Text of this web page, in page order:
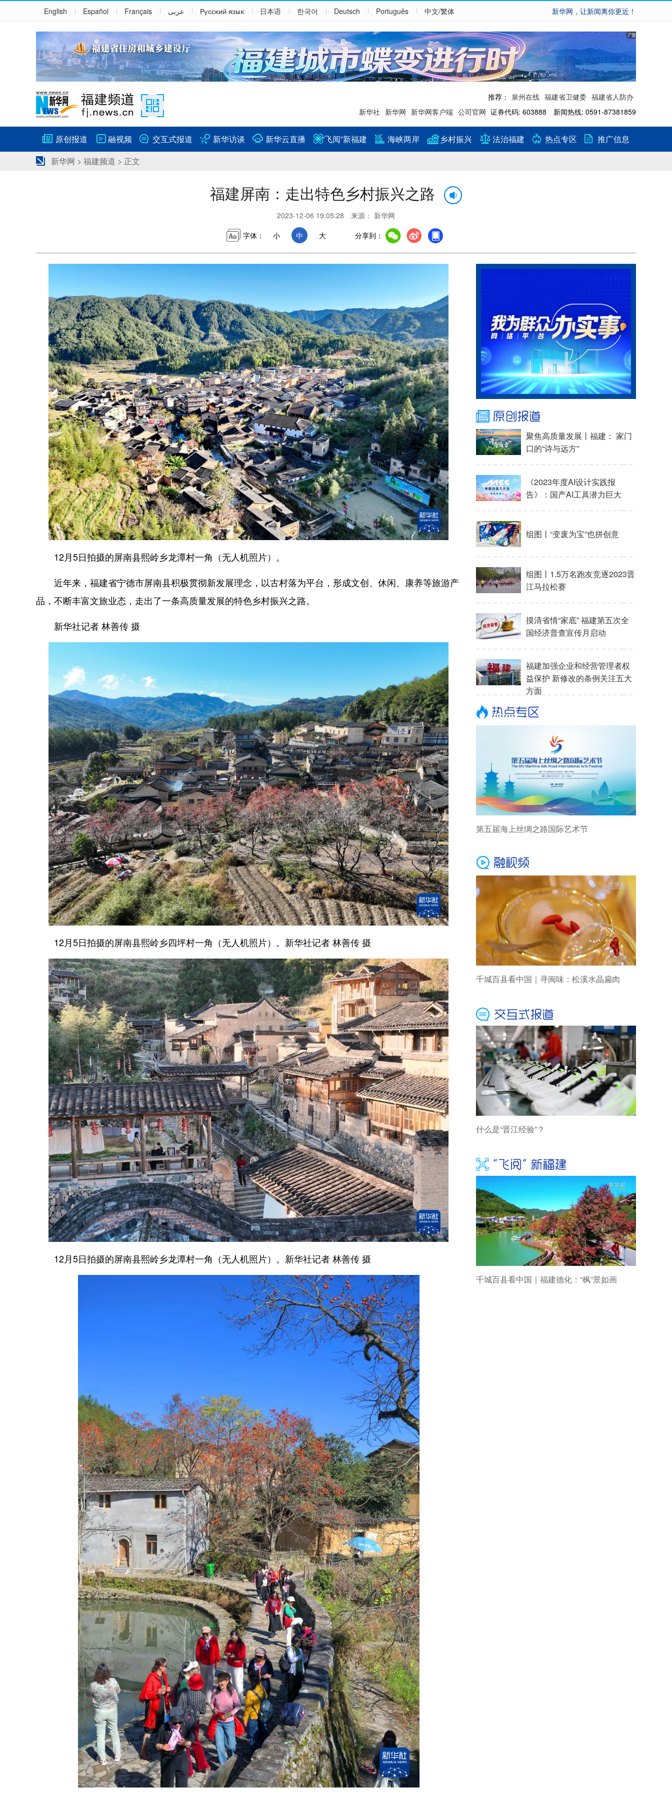
English Español Français عربى Русский язык 日本语 한국어 Deutsch Português 中文/繁体 新华网，让新闻离你更近！
推荐： 泉州在线 福建省卫健委 福建省人防办
新华社 新华网 新华网客户端 公司官网 证券代码: 603888 新闻热线: 0591-87381859
原创报道 融视频 交互式报道 新华访谈 新华云直播 “飞阅”新福建 海峡两岸 乡村振兴 法治福建 热点专区
推广信息
新华网 > 福建频道 > 正文
福建屏南：走出特色乡村振兴之路
2023-12-06 19:05:28 来源： 新华网
字体：
小 中 大 分享到：
12月5日拍摄的屏南县熙岭乡龙潭村一角（无人机照片）。
近年来，福建省宁德市屏南县积极贯彻新发展理念，以古村落为平台，形成文创、休闲、康养等旅游产
品，不断丰富文旅业态，走出了一条高质量发展的特色乡村振兴之路。
新华社记者 林善传 摄
12月5日拍摄的屏南县熙岭乡四坪村一角（无人机照片）。新华社记者 林善传 摄
12月5日拍摄的屏南县熙岭乡龙潭村一角（无人机照片）。新华社记者 林善传 摄
聚焦高质量发展丨福建： 家门
口的“诗与远方”
《2023年度AI设计实践报
告》：国产AI工具潜力巨大
组图丨“变废为宝”也拼创意
组图丨1.5万名跑友竞逐2023晋
江马拉松赛
摸清省情“家底” 福建第五次全
国经济普查宣传月启动
福建加强企业和经营管理者权
益保护 新修改的条例关注五大
方面
第五届海上丝绸之路国际艺术节
千城百县看中国｜寻闽味：松溪水晶扁肉
什么是“晋江经验”？
千城百县看中国｜福建德化：“枫”景如画